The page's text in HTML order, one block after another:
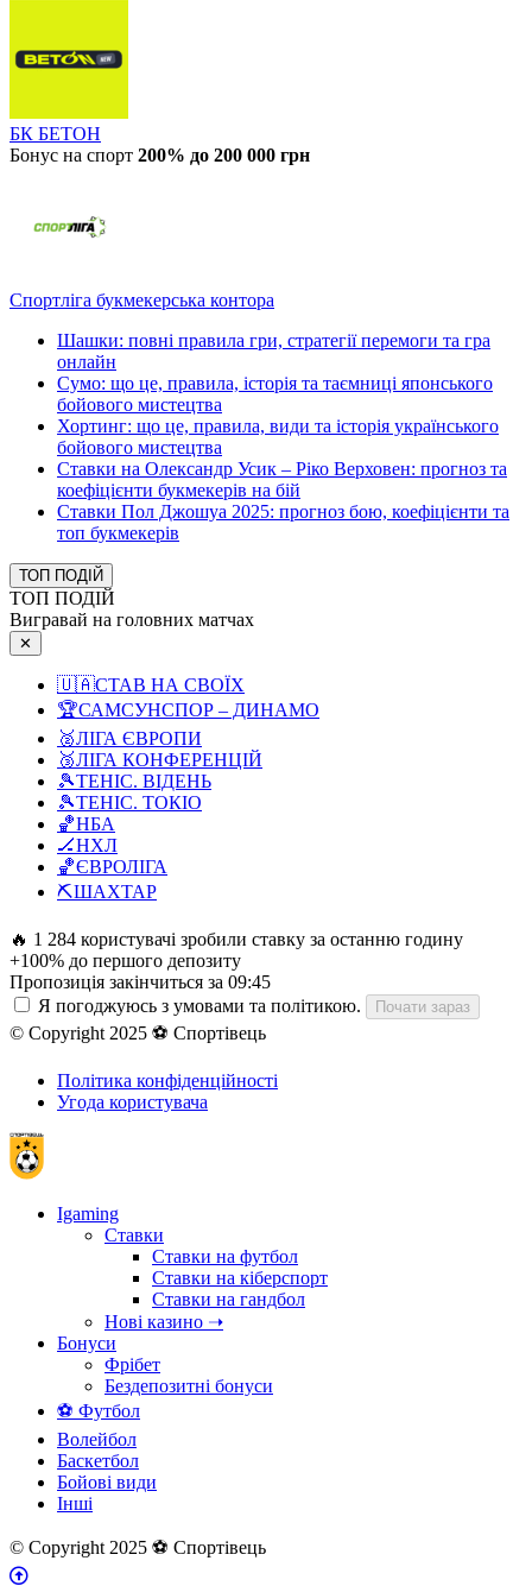
БК БЕТОН
Бонус на спорт 200% до 200 000 грн
Спортліга букмекерська контора
Шашки: повні правила гри, стратегії перемоги та гра
онлайн
Сумо: що це, правила, історія та таємниці японського
бойового мистецтва
Хортинг: що це, правила, види та історія українського
бойового мистецтва
Ставки на Олександр Усик – Ріко Верховен: прогноз та
коефіцієнти букмекерів на бій
Ставки Пол Джошуа 2025: прогноз бою, коефіцієнти та
топ букмекерів
ТОП ПОДІЙ
ТОП ПОДІЙ
Вигравай на головних матчах
✕
🇺🇦СТАВ НА СВОЇХ
🏆САМСУНСПОР – ДИНАМО
🥈ЛІГА ЄВРОПИ
🥉ЛІГА КОНФЕРЕНЦІЙ
🎾ТЕНІС. ВІДЕНЬ
🎾ТЕНІС. ТОКІО
🏀НБА
🏒НХЛ
🏀ЄВРОЛІГА
⛏️ШАХТАР
🔥 1 284 користувачі зробили ставку за останню годину
+100% до першого депозиту
Пропозиція закінчиться за 09:43
Я погоджуюсь з умовами та політикою.
Почати зараз
© Copyright 2025 ⚽ Спортівець
Політика конфіденційності
Угода користувача
Igaming
Ставки
Ставки на футбол
Ставки на кіберспорт
Ставки на гандбол
Нові казино ➝
Бонуси
Фрібет
Бездепозитні бонуси
⚽ Футбол
Волейбол
Баскетбол
Бойові види
Інші
© Copyright 2025 ⚽ Спортівець